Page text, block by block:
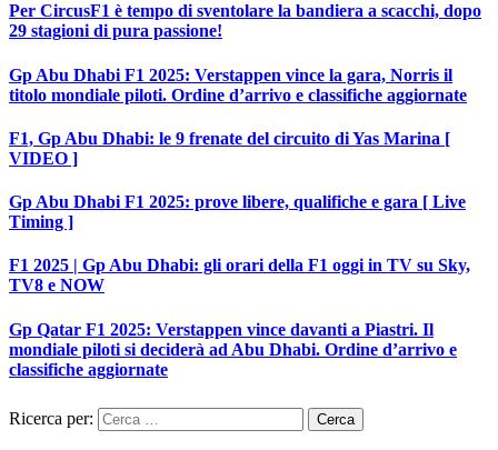
Per CircusF1 è tempo di sventolare la bandiera a scacchi, dopo
29 stagioni di pura passione!
Gp Abu Dhabi F1 2025: Verstappen vince la gara, Norris il
titolo mondiale piloti. Ordine d’arrivo e classifiche aggiornate
F1, Gp Abu Dhabi: le 9 frenate del circuito di Yas Marina [
VIDEO ]
Gp Abu Dhabi F1 2025: prove libere, qualifiche e gara [ Live
Timing ]
F1 2025 | Gp Abu Dhabi: gli orari della F1 oggi in TV su Sky,
TV8 e NOW
Gp Qatar F1 2025: Verstappen vince davanti a Piastri. Il
mondiale piloti si deciderà ad Abu Dhabi. Ordine d’arrivo e
classifiche aggiornate
Ricerca per: